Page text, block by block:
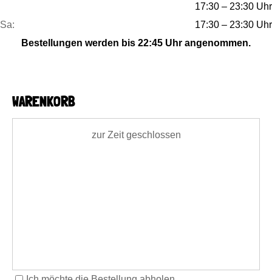
17:30 – 23:30 Uhr
Sa:
17:30 – 23:30 Uhr
Bestellungen werden bis 22:45 Uhr angenommen.
WARENKORB
zur Zeit geschlossen